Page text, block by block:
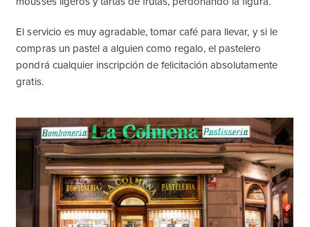
El servicio es muy agradable, tomar café para llevar, y si le
compras un pastel a alguien como regalo, el pastelero
pondrá cualquier inscripción de felicitación absolutamente
gratis.